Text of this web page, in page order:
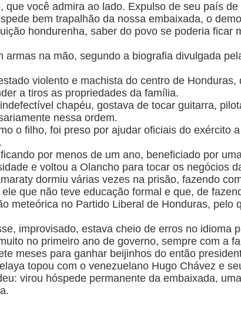
que você admira ao lado. Expulso de seu país
bem trapalhão da nossa embaixada, o
hondurenha, saber do povo se poderia ficar
na mão, segundo a biografia divulgada
violento e machista do centro de Honduras,
a tiros as propriedades da família.
chapéu, gostava de tocar guitarra,
nessa ordem.
o filho, foi preso por ajudar oficiais do exército
por menos de um ano, beneficiado por
e voltou a Olancho para tocar os negócios
dormiu várias vezes na prisão, fazendo
ele que não teve educação formal e que, de
meteórica no Partido Liberal de Honduras, pelo
improvisado, estava cheio de erros no idioma
no primeiro ano de governo, sempre com a
meses para ganhar beijinhos do então
topou com o venezuelano Hugo Chávez e
virou hóspede permanente da embaixada,